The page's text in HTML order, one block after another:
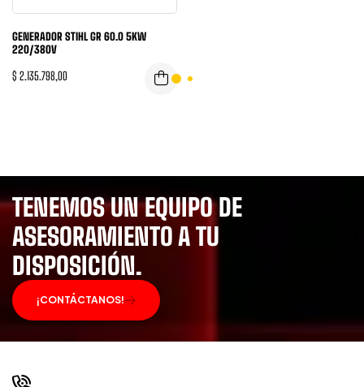
GENERADOR STIHL GR 60.0 5KW
220/380V
$ 2.135.798,00
TENEMOS UN EQUIPO DE
ASESORAMIENTO A TU
DISPOSICIÓN.
¡CONTÁCTANOS!